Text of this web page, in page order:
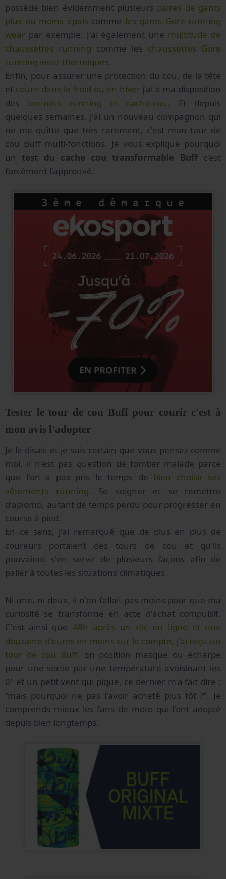
possède bien évidemment plusieurs paires de gants
plus ou moins épais comme les gants Gore running
wear par exemple. J'ai également une multitude de
chaussettes running comme les chaussettes Gore
running wear thermiques.
Enfin, pour assurer une protection du cou, de la tête
et courir dans le froid ou en hiverj'ai à ma disposition
des bonnets running et cache-cou. Et depuis
quelques semaines, j'ai un nouveau compagnon qui
ne me quitte que très rarement, c'est mon tour de
cou Buff multi-fonctions. Je vous explique pourquoi
un test du cache cou transformable Buffc'est
forcément l'approuvé.
Tester le tour de cou Buff pour courir c'est à
mon avis l'adopter
Je le disais et je suis certain que vous pensez comme
moi, il n'est pas question de tomber malade parce
que l'on a pas pris le temps de bien choisir ses
vêtements running. Se soigner et se remettre
d'aplomb, autant de temps perdu pour progresser en
course à pied.
En ce sens, j'ai remarqué que de plus en plus de
coureurs portaient des tours de cou et qu'ils
pouvaient s'en servir de plusieurs façons afin de
palier à toutes les situations climatiques.
Ni une, ni deux, il n'en fallait pas moins pour que ma
curiosité se transforme en acte d'achat compulsif.
C'est ainsi que 48h après un clic en ligne et une
douzaine d'euros en moins sur le compte, j'ai reçu un
tour de cou Buff. En position masque ou écharpe
pour une sortie par une température avoisinant les
0° et un petit vent qui pique, ce dernier m'a fait dire :
“mais pourquoi ne pas l'avoir acheté plus tôt ?”. Je
comprends mieux les fans de moto qui l'ont adopté
depuis bien longtemps.